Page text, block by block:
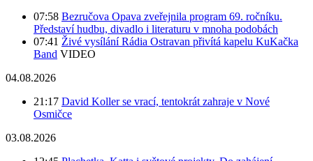
07:58 Bezručova Opava zveřejnila program 69. ročníku.
Představí hudbu, divadlo i literaturu v mnoha podobách
07:41 Živé vysílání Rádia Ostravan přivítá kapelu KuKačka
Band VIDEO
04.08.2026
21:17 David Koller se vrací, tentokrát zahraje v Nové
Osmičce
03.08.2026